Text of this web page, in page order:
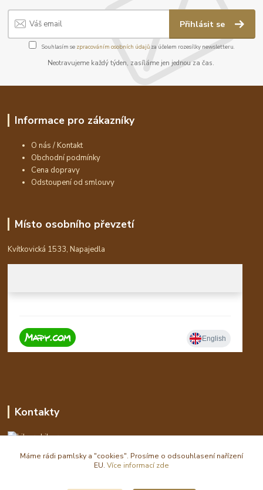
Přihlásit se
Souhlasím se zpracováním osobních údajůza účelem rozesílky newsletteru.
Neotravujeme každý týden, zasíláme jen jednou za čas.
Informace pro zákazníky
O nás / Kontakt
Obchodní podmínky
Cena dopravy
Odstoupení od smlouvy
Místo osobního převzetí
Kvítkovická 1533, Napajedla
Kontakty
Libor
eshop(zavináč)waldi.cz
Máme rádi pamlsky a "cookies". Prosíme o odsouhlasení nařízení
EU. Více informací zde